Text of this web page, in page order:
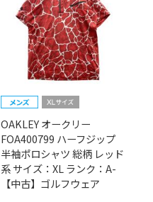
OAKLEY オークリー
FOA400799 ハーフジップ
半袖ポロシャツ 総柄 レッド
系 サイズ：XL ランク：A-
【中古】ゴルフウェア